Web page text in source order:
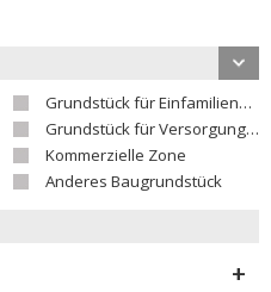
Grundstück für Einfamilienhäuser
Grundstück für Versorgungseinrichtungen
Kommerzielle Zone
Anderes Baugrundstück